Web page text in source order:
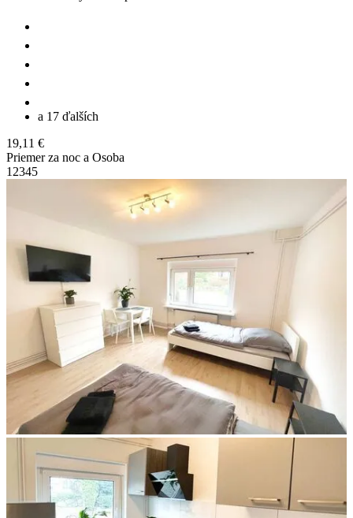
a 17 ďalších
19,11 €
Priemer za noc a Osoba
1 2345